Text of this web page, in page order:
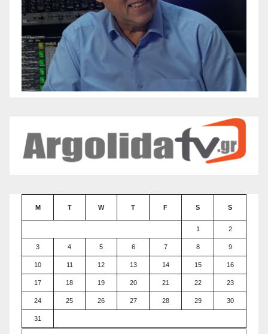
M T W T F S S
1 2
3 4 5 6 7 8 9
10 11 12 13 14 15 16
17 18 19 20 21 22 23
24 25 26 27 28 29 30
31